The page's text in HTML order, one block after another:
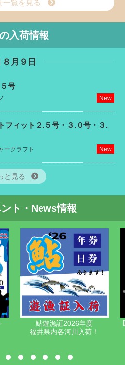
一覧を見る
入荷情報
８月９日
号
New
フィット２.５号・３.０号・３.
ークラフト New
と見る
ト・News情報
！
匠の技術で仕上げたステン
レスジグ